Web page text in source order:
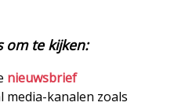
om te kijken:
nieuwsbrief
media-kanalen zoals